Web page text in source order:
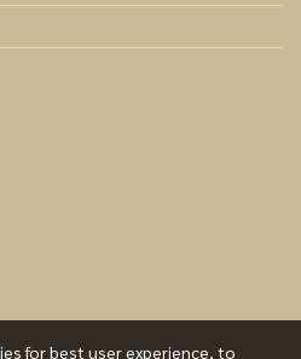
for best user experience, to